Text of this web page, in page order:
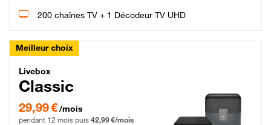
200 chaînes TV + 1 Décodeur TV UHD
Meilleur choix
Livebox Classic Fibre
Livebox
Classic
29,99 € par mois pendant 12 mois puis 42,99 € par mois, Engagement 12 mois
29,99 €/mois
pendant 12 mois puis 42,99 €/mois